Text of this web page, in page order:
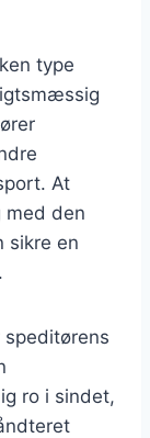
type
At
den
sikre en
ro i sindet,